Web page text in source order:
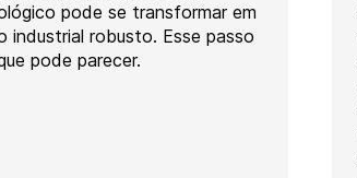
pode se transformar em
industrial robusto. Esse passo
pode parecer.